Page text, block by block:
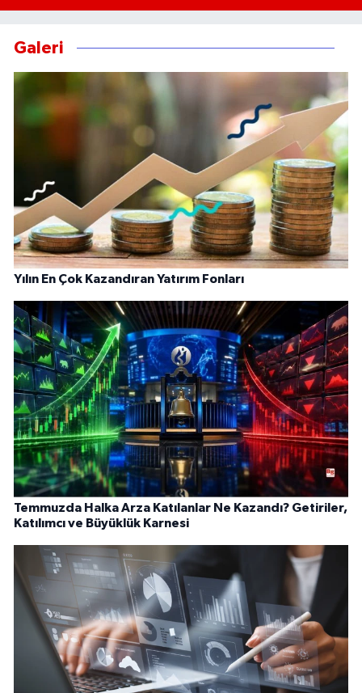
Galeri
Yılın En Çok Kazandıran Yatırım Fonları
Temmuzda Halka Arza Katılanlar Ne Kazandı? Getiriler,
Katılımcı ve Büyüklük Karnesi